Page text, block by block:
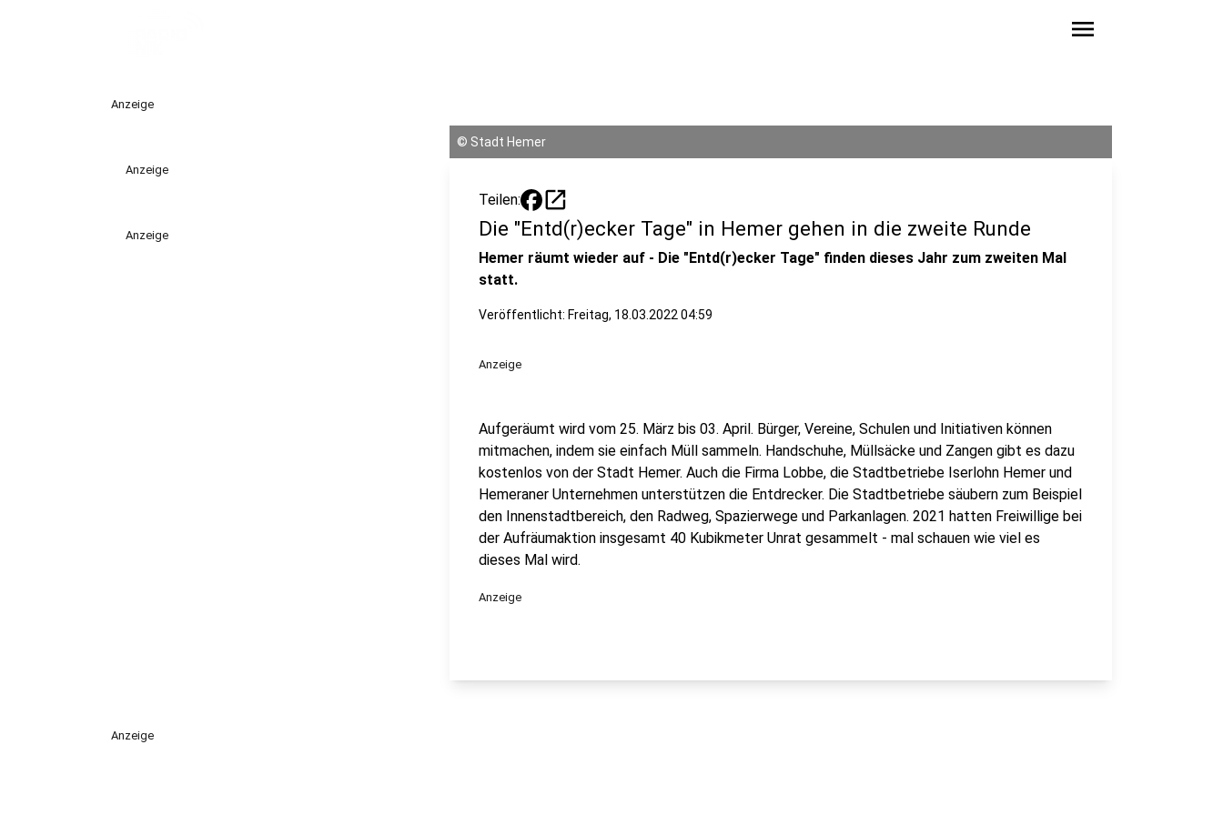
menu
Anzeige
Anzeige
Anzeige
© Stadt Hemer
Teilen: open_in_new
Die "Entd(r)ecker Tage" in Hemer gehen in die zweite Runde
Hemer räumt wieder auf - Die "Entd(r)ecker Tage" finden dieses Jahr zum zweiten Mal
statt.
Veröffentlicht: Freitag, 18.03.2022 04:59
Anzeige
Aufgeräumt wird vom 25. März bis 03. April. Bürger, Vereine, Schulen und Initiativen können
mitmachen, indem sie einfach Müll sammeln. Handschuhe, Müllsäcke und Zangen gibt es dazu
kostenlos von der Stadt Hemer. Auch die Firma Lobbe, die Stadtbetriebe Iserlohn Hemer und
Hemeraner Unternehmen unterstützen die Entdrecker. Die Stadtbetriebe säubern zum Beispiel
den Innenstadtbereich, den Radweg, Spazierwege und Parkanlagen. 2021 hatten Freiwillige bei
der Aufräumaktion insgesamt 40 Kubikmeter Unrat gesammelt - mal schauen wie viel es
dieses Mal wird.
Anzeige
Anzeige